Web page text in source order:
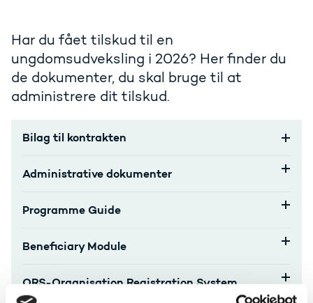
Har du fået tilskud til en
ungdomsudveksling i 2026? Her finder du
de dokumenter, du skal bruge til at
administrere dit tilskud.
Bilag til kontrakten
Administrative dokumenter
Programme Guide
Beneficiary Module
ORS-Organisation Registration System